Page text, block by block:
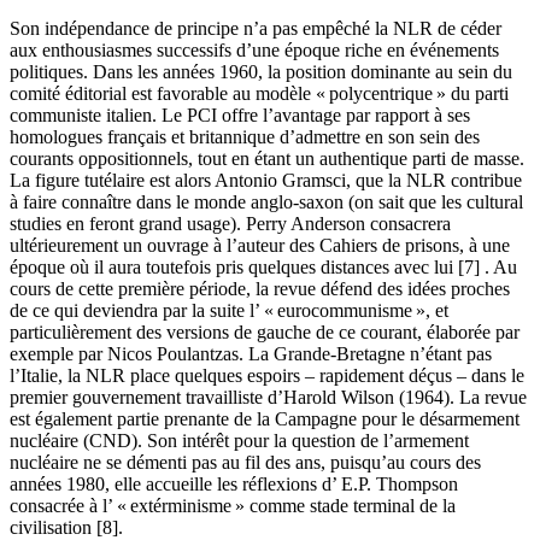
Son indépendance de principe n’a pas empêché la NLR de céder
aux enthousiasmes successifs d’une époque riche en événements
politiques. Dans les années 1960, la position dominante au sein du
comité éditorial est favorable au modèle « polycentrique » du parti
communiste italien. Le PCI offre l’avantage par rapport à ses
homologues français et britannique d’admettre en son sein des
courants oppositionnels, tout en étant un authentique parti de masse.
La figure tutélaire est alors Antonio Gramsci, que la NLR contribue
à faire connaître dans le monde anglo-saxon (on sait que les cultural
studies en feront grand usage). Perry Anderson consacrera
ultérieurement un ouvrage à l’auteur des Cahiers de prisons, à une
époque où il aura toutefois pris quelques distances avec lui [7] . Au
cours de cette première période, la revue défend des idées proches
de ce qui deviendra par la suite l’ « eurocommunisme », et
particulièrement des versions de gauche de ce courant, élaborée par
exemple par Nicos Poulantzas. La Grande-Bretagne n’étant pas
l’Italie, la NLR place quelques espoirs – rapidement déçus – dans le
premier gouvernement travailliste d’Harold Wilson (1964). La revue
est également partie prenante de la Campagne pour le désarmement
nucléaire (CND). Son intérêt pour la question de l’armement
nucléaire ne se démenti pas au fil des ans, puisqu’au cours des
années 1980, elle accueille les réflexions d’ E.P. Thompson
consacrée à l’ « extérminisme » comme stade terminal de la
civilisation [8].